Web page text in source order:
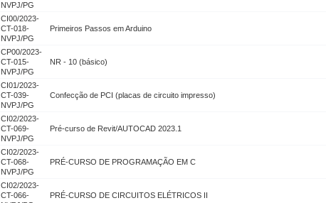
NVPJ/PG
CI00/2023-
CT-018-
NVPJ/PG
Primeiros Passos em Arduino
CP00/2023-
CT-015-
NVPJ/PG
NR - 10 (básico)
CI01/2023-
CT-039-
NVPJ/PG
Confecção de PCI (placas de circuito impresso)
CI02/2023-
CT-069-
NVPJ/PG
Pré-curso de Revit/AUTOCAD 2023.1
CI02/2023-
CT-068-
NVPJ/PG
PRÉ-CURSO DE PROGRAMAÇÃO EM C
CI02/2023-
CT-066-
PRÉ-CURSO DE CIRCUITOS ELÉTRICOS II